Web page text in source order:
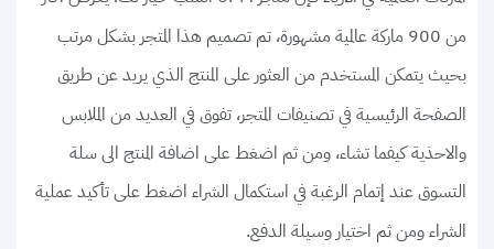
من 900 ماركة عالمية مشهورة، تم تصميم هذا المتجر بشكل مرتب
بحيث يتمكن المستخدم من العثور على المنتج الذي يريد عن طريق
الصفحة الرئيسية في تصنيفات المتجر، تفوق في العديد من الملابس
والاحذية كيفما تشاء، ومن ثم اضغط على اضافة المنتج الى سلة
التسوق عند إتمام الرغبة في استكمال الشراء اضغط على تأكيد عملية
الشراء ومن ثم اختيار وسيلة الدفع.